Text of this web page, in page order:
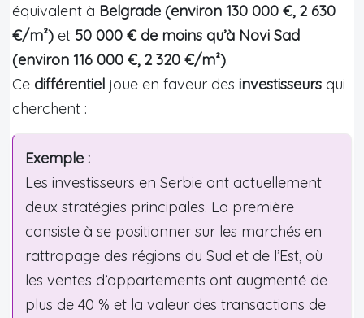
équivalent à Belgrade (environ 130 000 €, 2 630
€/m²) et 50 000 € de moins qu’à Novi Sad
(environ 116 000 €, 2 320 €/m²).
Ce différentiel joue en faveur des investisseurs qui
cherchent :
Exemple :
Les investisseurs en Serbie ont actuellement
deux stratégies principales. La première
consiste à se positionner sur les marchés en
rattrapage des régions du Sud et de l’Est, où
les ventes d’appartements ont augmenté de
plus de 40 % et la valeur des transactions de